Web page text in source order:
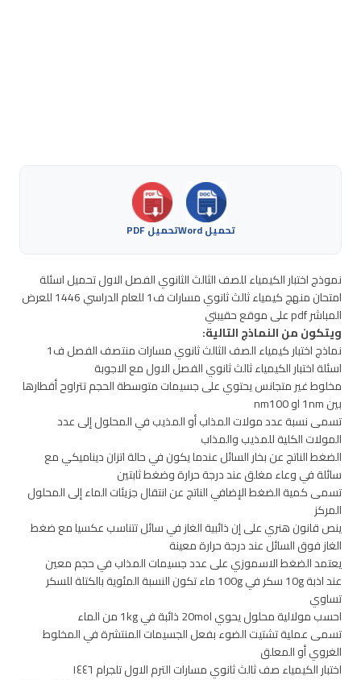
تحميل Word تحميل PDF
نموذج اختبار الكيمياء للصف الثالث الثانوي الفصل الاول تحميل اسئلة
امتحان منهج كيمياء ثالث ثانوي مسارات ف1 للعام الدراسي 1446 للعرض
المباشر pdf على موقع حقيبتي
ويتكون من النماذج التالية:
نماذج اختبار كيمياء الصف الثالث ثانوي مسارات منتصف الفصل ف1
اسئلة اختبار الكيمياء ثالث ثانوي الفصل الاول مع الاجوبة
مخلوط غير متجانس يحتوي على جسيمات متوسطة الحجم تتراوح أقطارها
بين 1nm او nm100
تسمى نسبة عدد مولات المذاب أو المذيب في المحلول إلى عدد
المولات الكلية للمذيب والمذاب
الضغط الناتج عن بخار السائل عندما يكون في حالة اتزان ديناميكي مع
سائلة في وعاء مغلق عند درجة حرارة وضغط ثابتين
تسمى كمية الضغط الإضافي الناتج عن انتقال جزيئات الماء إلى المحلول
المركز
ينص قانون هنري على إن ذائبية الغاز في سائل تتناسب عكسيا مع ضغط
الغاز فوق السائل عند درجة حرارة معينة
يعتمد الضغط الاسموزي على عدد جسيمات المذاب في حجم معين
عند اذبة 10g سكر في 100g ماء تكون النسبة المئوية بالكتلة للسكر
تساوي
احسب مولالية محلول يحوي 20mol ذائبة في 1kg من الماء
تسمى عملية تشتيت الضوء بفعل الجسيمات المنتشرة في المخلوط
الغروي أو المعلق
اختبار الكيمياء صف ثالث ثانوي مسارات الترم الاول تلجرام ١٤٤٦